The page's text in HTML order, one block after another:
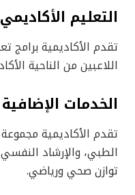
التعليم الأكاديمي
تقدم الأكاديمية برامج
اللاعبين من الناحية
الخدمات الإضافية
تقدم الأكاديمية
الطبي، والإرشاد
توازن صحي ورياضي.